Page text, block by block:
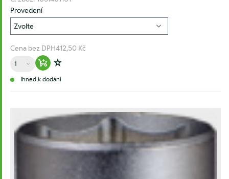
Provedení
Cena bez DPH412,50 Kč
Množství
Warenkorb hinzufügen
Zur Wunschliste hinzufügen
Ihned k dodání